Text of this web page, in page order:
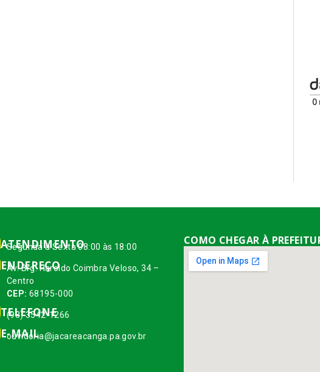
ATENDIMENTO
Segunda à Sexta 08:00 às 18:00
ENDEREÇO
Av. Brg. Haroldo Coimbra Veloso, 34 –
Centro
CEP: 68195-000
TELEFONE
(93) 3542-1266
E-MAIL
ouvidoria@jacareacanga.pa.gov.br
COMO CHEGAR À